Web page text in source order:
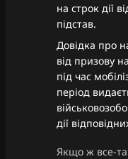
на строк дії
підстав.
Довідка про
від призову
під час
період
дії
Якщо ж все-